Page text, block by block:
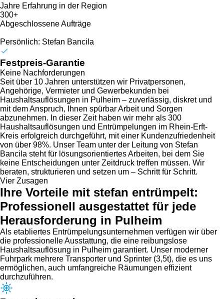
Jahre Erfahrung in der Region
300+
Abgeschlossene Aufträge
Persönlich: Stefan Bancila
Festpreis-Garantie
Keine Nachforderungen
Seit über 10 Jahren unterstützen wir Privatpersonen,
Angehörige, Vermieter und Gewerbekunden bei
Haushaltsauflösungen in Pulheim – zuverlässig, diskret und
mit dem Anspruch, Ihnen spürbar Arbeit und Sorgen
abzunehmen. In dieser Zeit haben wir mehr als 300
Haushaltsauflösungen und Entrümpelungen im Rhein-Erft-
Kreis erfolgreich durchgeführt, mit einer Kundenzufriedenheit
von über 98%. Unser Team unter der Leitung von Stefan
Bancila steht für lösungsorientiertes Arbeiten, bei dem Sie
keine Entscheidungen unter Zeitdruck treffen müssen. Wir
beraten, strukturieren und setzen um – Schritt für Schritt.
Vier Zusagen
Ihre Vorteile mit stefan entrümpelt:
Professionell ausgestattet für jede
Herausforderung in Pulheim
Als etabliertes Entrümpelungsunternehmen verfügen wir über
die professionelle Ausstattung, die eine reibungslose
Haushaltsauflösung in Pulheim garantiert. Unser moderner
Fuhrpark mehrere Transporter und Sprinter (3,5t), die es uns
ermöglichen, auch umfangreiche Räumungen effizient
durchzuführen.